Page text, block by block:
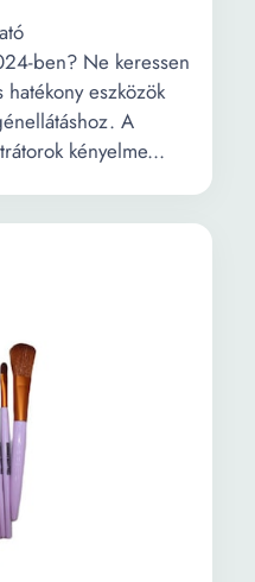
ben? Ne keressen
eszközök
A
kényelme...